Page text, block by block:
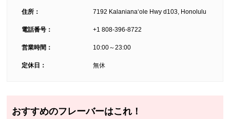
住所： 7192 Kalanianaʻole Hwy d103, Honolulu
電話番号： +1 808-396-8722
営業時間： 10:00～23:00
定休日： 無休
おすすめのフレーバーはこれ！